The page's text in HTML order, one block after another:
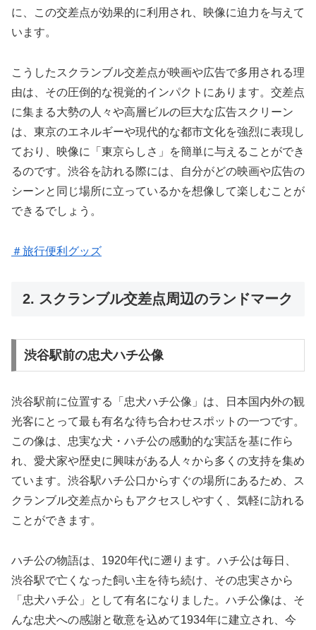
に、この交差点が効果的に利用され、映像に迫力を与えて
います。
こうしたスクランブル交差点が映画や広告で多用される理
由は、その圧倒的な視覚的インパクトにあります。交差点
に集まる大勢の人々や高層ビルの巨大な広告スクリーン
は、東京のエネルギーや現代的な都市文化を強烈に表現し
ており、映像に「東京らしさ」を簡単に与えることができ
るのです。渋谷を訪れる際には、自分がどの映画や広告の
シーンと同じ場所に立っているかを想像して楽しむことが
できるでしょう。
＃旅行便利グッズ
2. スクランブル交差点周辺のランドマーク
渋谷駅前の忠犬ハチ公像
渋谷駅前に位置する「忠犬ハチ公像」は、日本国内外の観
光客にとって最も有名な待ち合わせスポットの一つです。
この像は、忠実な犬・ハチ公の感動的な実話を基に作ら
れ、愛犬家や歴史に興味がある人々から多くの支持を集め
ています。渋谷駅ハチ公口からすぐの場所にあるため、ス
クランブル交差点からもアクセスしやすく、気軽に訪れる
ことができます。
ハチ公の物語は、1920年代に遡ります。ハチ公は毎日、
渋谷駅で亡くなった飼い主を待ち続け、その忠実さから
「忠犬ハチ公」として有名になりました。ハチ公像は、そ
んな忠犬への感謝と敬意を込めて1934年に建立され、今